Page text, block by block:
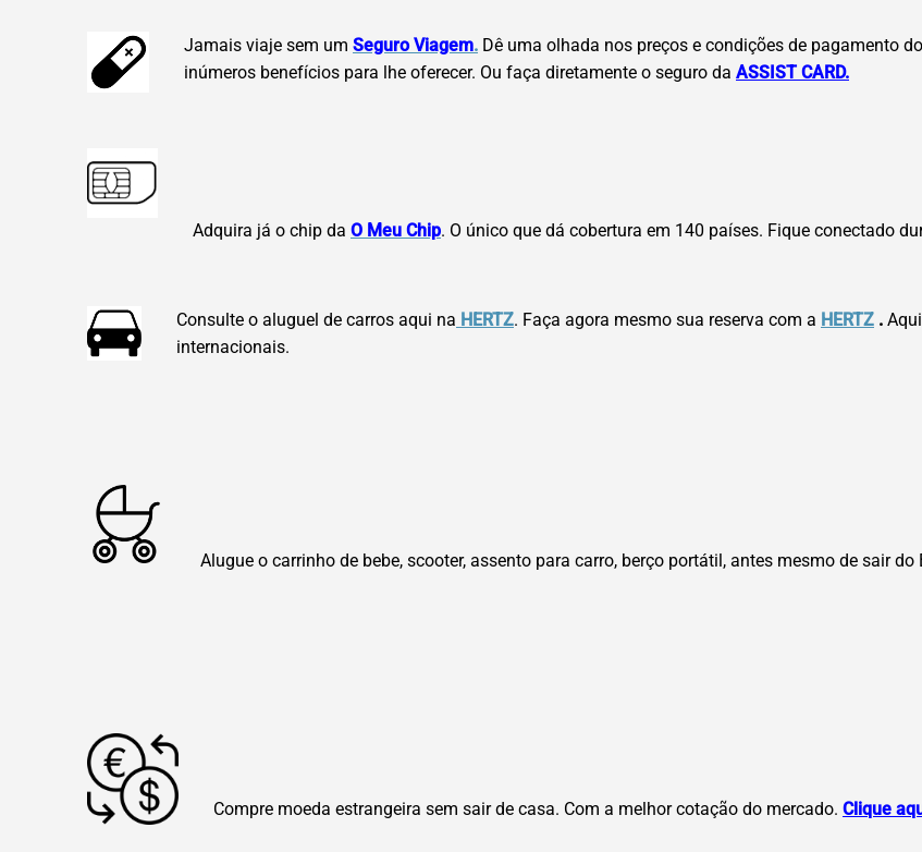
Jamais viaje sem um Seguro Viagem. Dê uma olhada nos preços e condições de pagamento
inúmeros benefícios para lhe oferecer. Ou faça diretamente o seguro da ASSIST CARD.
Adquira já o chip da O Meu Chip. O único que dá cobertura em 140 países. Fique conectado
Consulte o aluguel de carros aqui na HERTZ. Faça agora mesmo sua reserva com a HERTZ .
internacionais.
Alugue o carrinho de bebe, scooter, assento para carro, berço portátil, antes mesmo de sair do
Compre moeda estrangeira sem sair de casa. Com a melhor cotação do mercado. Clique